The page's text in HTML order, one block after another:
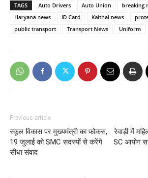
TAGS Auto Drivers Auto Union
breaking
Haryana news
ID Card Kaithal news
public transport
Transport News Uniform
Previous article
स्कूल विकास पर मुख्यमंत्री का फोकस,
19 जुलाई को SMC सदस्यों से करेंगे
सीधा संवाद
रेवाड़ी में
SC आयोग